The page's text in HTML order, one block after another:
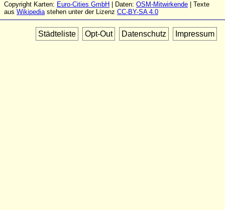
Copyright Karten: Euro-Cities GmbH | Daten: OSM-Mitwirkende | Texte
aus Wikipediastehen unter der Lizenz CC-BY-SA 4.0
Städteliste Opt-Out Datenschutz Impressum